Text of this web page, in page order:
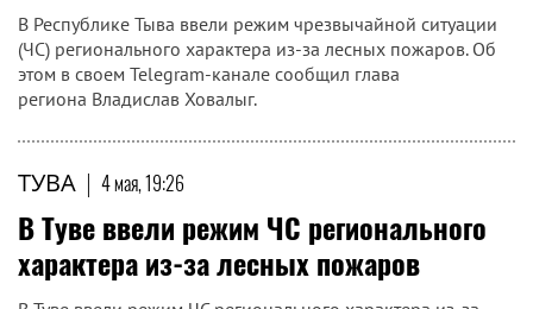
В Республике Тыва ввели режим чрезвычайной ситуации
(ЧС) регионального характера из-за лесных пожаров. Об
этом в своем Telegram-канале сообщил глава
региона Владислав Ховалыг.
ТУВА | 4 мая, 19:26
В Туве ввели режим ЧС регионального
характера из-за лесных пожаров